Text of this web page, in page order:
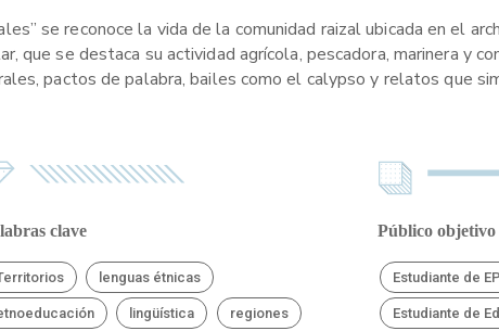
se reconoce la vida de la comunidad raizal ubicada en el
que se destaca su actividad agrícola, pescadora, marinera y
pactos de palabra, bailes como el calypso y relatos que
clave
lenguas étnicas
lingüística regiones
Público objetivo
Estudiante de
Estudiante de